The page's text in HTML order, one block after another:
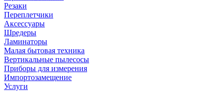
Резаки
Переплетчики
Аксессуары
Шредеры
Ламинаторы
Малая бытовая техника
Вертикальные пылесосы
Приборы для измерения
Импортозамещение
Услуги